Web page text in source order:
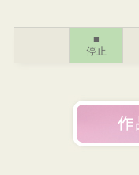
■
停止